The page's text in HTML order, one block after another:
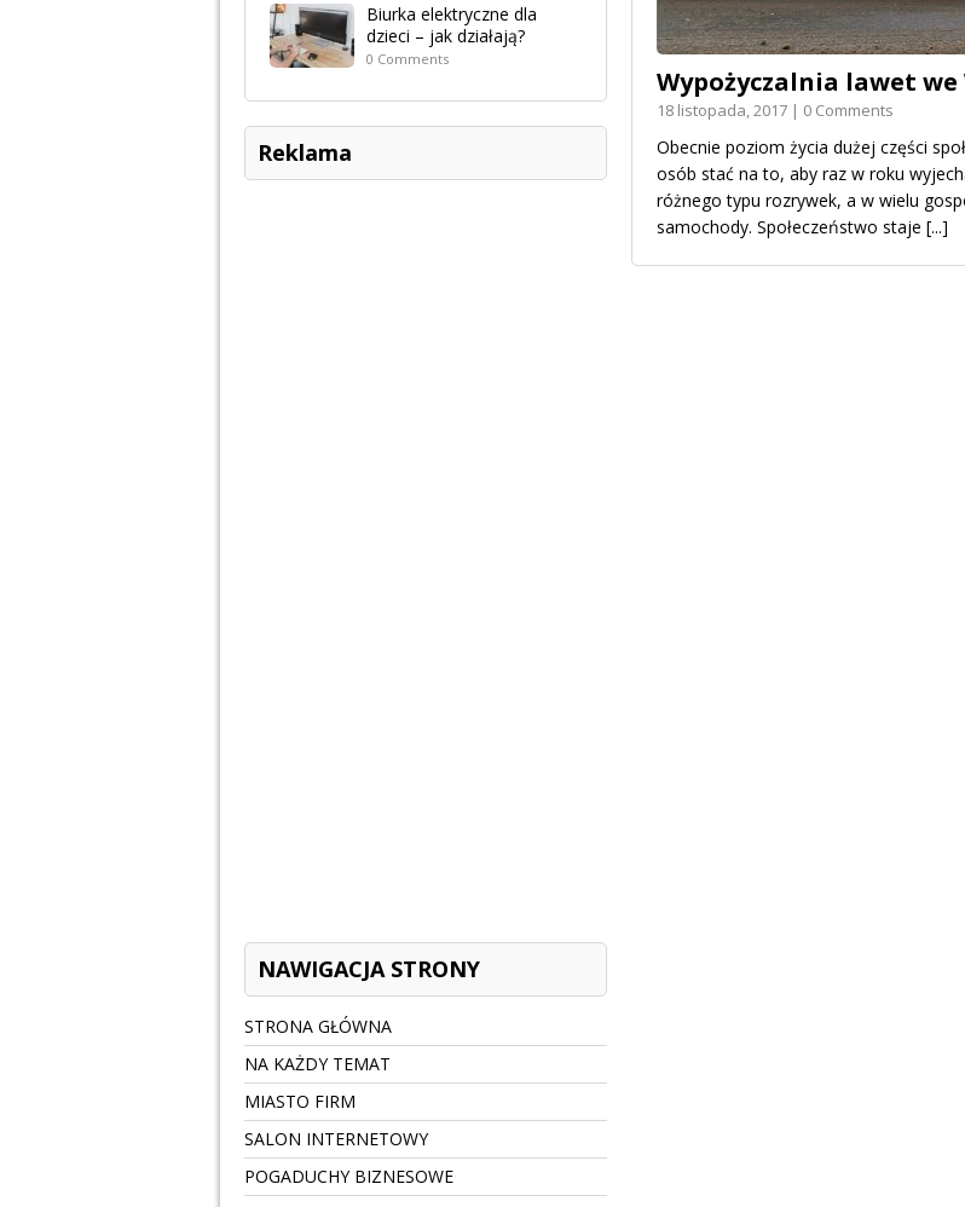
Wypożyczalnia lawet we
18 listopada, 2017 | 0 Comments
Obecnie poziom życia dużej części
osób stać na to, aby raz w roku
różnego typu rozrywek, a w wielu
samochody. Społeczeństwo staje [...]
Biurka elektryczne dla
dzieci – jak działają?
0 Comments
Reklama
NAWIGACJA STRONY
STRONA GŁÓWNA
NA KAŻDY TEMAT
MIASTO FIRM
SALON INTERNETOWY
POGADUCHY BIZNESOWE